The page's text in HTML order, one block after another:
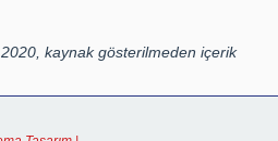
kaynak gösterilmeden içerik